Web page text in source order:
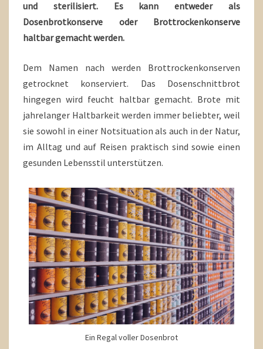
und sterilisiert. Es kann entweder als
Dosenbrotkonserve oder Brottrockenkonserve
haltbar gemacht werden.
Dem Namen nach werden Brottrockenkonserven
getrocknet konserviert. Das Dosenschnittbrot
hingegen wird feucht haltbar gemacht. Brote mit
jahrelanger Haltbarkeit werden immer beliebter, weil
sie sowohl in einer Notsituation als auch in der Natur,
im Alltag und auf Reisen praktisch sind sowie einen
gesunden Lebensstil unterstützen.
Ein Regal voller Dosenbrot